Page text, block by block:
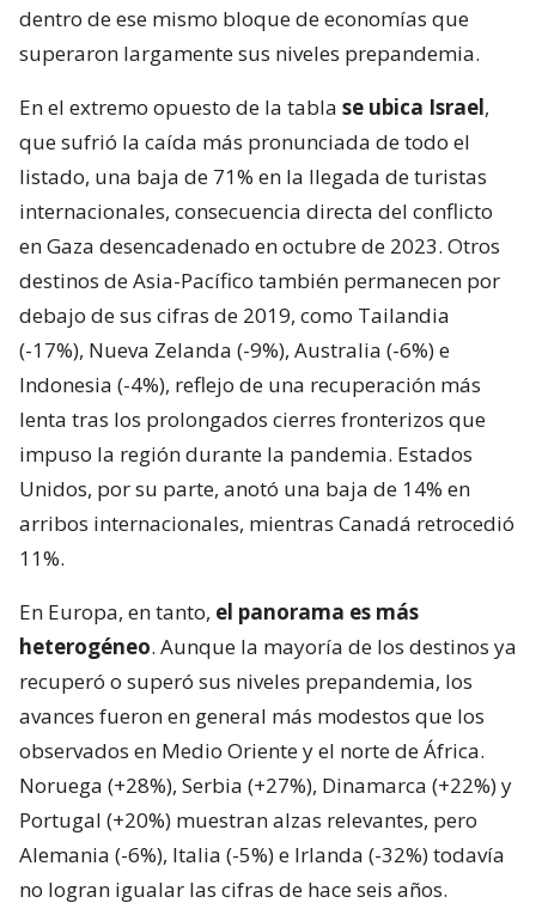
dentro de ese mismo bloque de economías que
superaron largamente sus niveles prepandemia.
En el extremo opuesto de la tabla se ubica Israel,
que sufrió la caída más pronunciada de todo el
listado, una baja de 71% en la llegada de turistas
internacionales, consecuencia directa del conflicto
en Gaza desencadenado en octubre de 2023. Otros
destinos de Asia-Pacífico también permanecen por
debajo de sus cifras de 2019, como Tailandia
(-17%), Nueva Zelanda (-9%), Australia (-6%) e
Indonesia (-4%), reflejo de una recuperación más
lenta tras los prolongados cierres fronterizos que
impuso la región durante la pandemia. Estados
Unidos, por su parte, anotó una baja de 14% en
arribos internacionales, mientras Canadá retrocedió
11%.
En Europa, en tanto, el panorama es más
heterogéneo. Aunque la mayoría de los destinos ya
recuperó o superó sus niveles prepandemia, los
avances fueron en general más modestos que los
observados en Medio Oriente y el norte de África.
Noruega (+28%), Serbia (+27%), Dinamarca (+22%) y
Portugal (+20%) muestran alzas relevantes, pero
Alemania (-6%), Italia (-5%) e Irlanda (-32%) todavía
no logran igualar las cifras de hace seis años.